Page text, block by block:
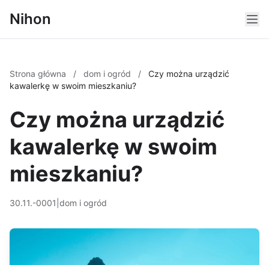
Nihon
Strona główna / dom i ogród /
Czy można urządzić
kawalerkę w swoim mieszkaniu?
Czy można urządzić
kawalerkę w swoim
mieszkaniu?
30.11.-0001 dom i ogród